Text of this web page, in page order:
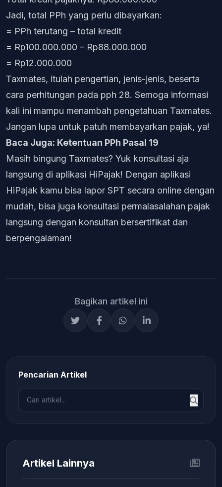
Jadi, total PPh yang perlu dibayarkan:
= PPh terutang – total kredit
= Rp100.000.000 – Rp88.000.000
= Rp12.000.000
Taxmates, itulah pengertian, jenis-jenis, beserta
cara perhitungan pada pph 28. Semoga informasi
kali ini mampu menambah pengetahuan Taxmates.
Jangan lupa untuk patuh membayarkan pajak, ya!
Baca Juga: Ketentuan PPh Pasal 19
Masih bingung Taxmates? Yuk konsultasi aja
langsung di aplikasi HiPajak! Dengan aplikasi
HiPajak kamu bisa lapor SPT secara online dengan
mudah, bisa juga konsultasi permalasalahan pajak
langsung dengan konsultan bersertifikat dan
berpengalaman!
Bagikan artikel ini
Pencarian Artikel
Artikel Lainnya